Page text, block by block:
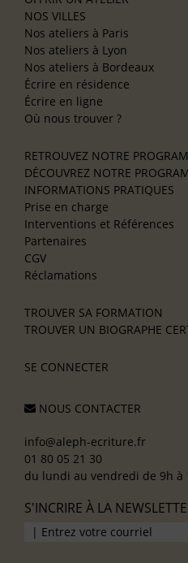
NOS VILLES
Nos ateliers à Paris
Nos ateliers à Lyon
Nos ateliers à Bordeaux
Écrire en résidence
Écrire en ligne
Où nous trouver ?
RETROUVEZ NOTRE
DÉCOUVREZ NOTRE
INFORMATIONS PRATIQUES
Prise en charge
Interventions et Références
Partenaires
CGV
Réclamations
TROUVER SA FORMATION
TROUVER UN BIOGRAPHE
SE CONNECTER
NOUS CONTACTER
info@aleph-ecriture.fr
01 80 05 21 30
du lundi au vendredi de 9h à
S'INCRIRE À LA